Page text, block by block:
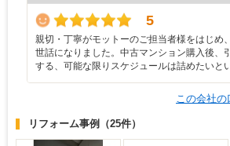
5
親切・丁寧がモットーのご担当者様をはじめ
世話になりました。中古マンション購入後、
する、可能な限りスケジュールは詰めたいと
この会社
リフォーム事例 （25件）